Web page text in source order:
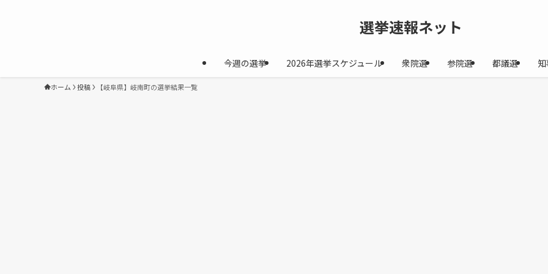
選挙速報ネット
今週の選挙 2026年選挙スケジュール 衆院選 参院選 都議選
ホーム 投稿 【岐阜県】岐南町の選挙結果一覧